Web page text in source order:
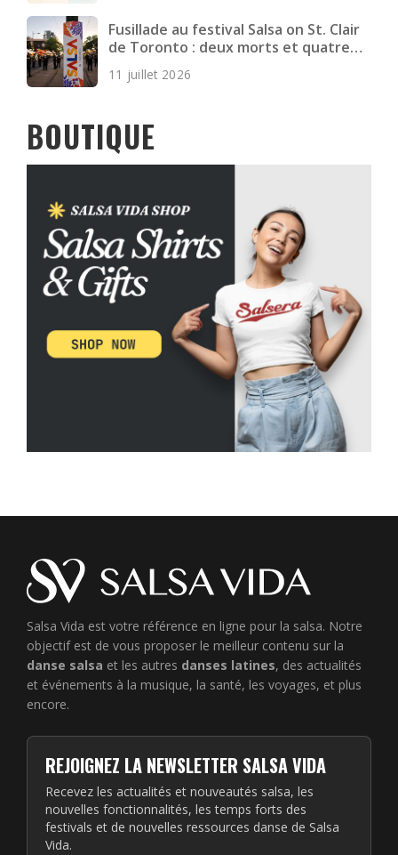
Fusillade au festival Salsa on St. Clair
de Toronto : deux morts et quatre
blessés
11 juillet 2026
BOUTIQUE
Salsa Vida est votre référence en ligne pour la salsa. Notre
objectif est de vous proposer le meilleur contenu sur la
danse salsa et les autres danses latines, des actualités
et événements à la musique, la santé, les voyages, et plus
encore.
REJOIGNEZ LA NEWSLETTER SALSA VIDA
Recevez les actualités et nouveautés salsa, les
nouvelles fonctionnalités, les temps forts des
festivals et de nouvelles ressources danse de Salsa
Vida.